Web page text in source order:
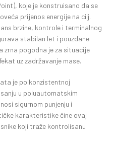
koje je konstruisano da se
prijenos energije na cilj.
brzine, kontrole i terminalnog
stabilan let i pouzdane
zrna pogodna je za situacije
uz zadržavanje mase.
je po konzistentnoj
u poluautomatskim
sigurnom punjenju i
karakteristike čine ovaj
koji traže kontrolisanu